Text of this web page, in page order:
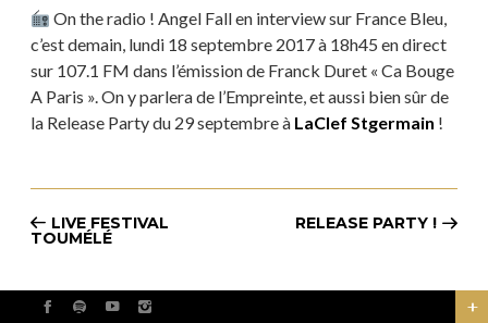
On the radio ! Angel Fall en interview sur France Bleu,
c’est demain, lundi 18 septembre 2017 à 18h45 en direct
sur 107.1 FM dans l’émission de Franck Duret « Ca Bouge
A Paris ». On y parlera de l’Empreinte, et aussi bien sûr de
la Release Party du 29 septembre à LaClef Stgermain !
LIVE FESTIVAL
TOUMÉLÉ
RELEASE PARTY !